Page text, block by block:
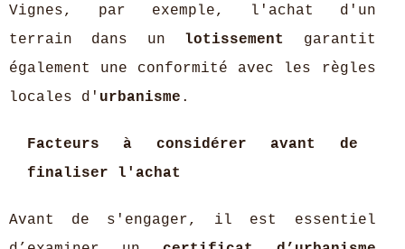
Vignes, par exemple, l'achat d'un
terrain dans un lotissement
garantit
également une conformité avec les règles
locales d' urbanisme .
Facteurs à considérer avant de
finaliser l'achat
Avant de s'engager, il est essentiel